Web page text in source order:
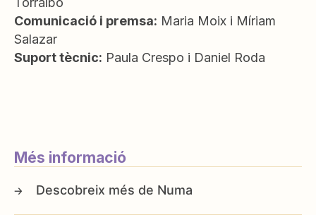
Comunicació i premsa: Maria Moix i Míriam
Salazar
Suport tècnic: Paula Crespo i Daniel Roda
Més informació
Numa